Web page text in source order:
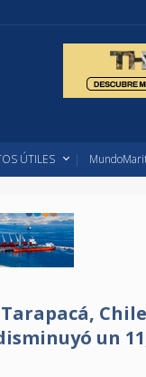
ÚTILES
un